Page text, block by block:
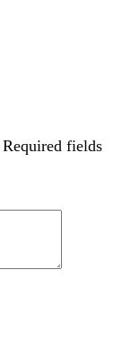
Required fields